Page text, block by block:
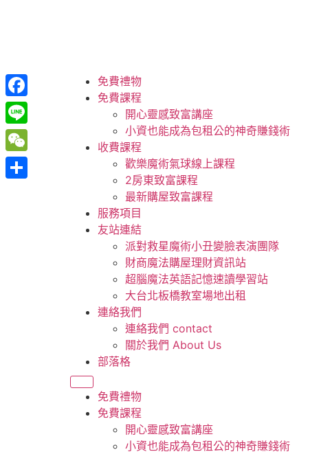
內
容
免費禮物
免費課程
開心靈感致富講座
小資也能成為包租公的神奇賺錢術
收費課程
歡樂魔術氣球線上課程
2房東致富課程
最新購屋致富課程
服務項目
友站連結
派對救星魔術小丑變臉表演團隊
財商魔法購屋理財資訊站
超腦魔法英語記憶速讀學習站
大台北板橋教室場地出租
連絡我們
連絡我們 contact
關於我們 About Us
部落格
免費禮物
免費課程
開心靈感致富講座
小資也能成為包租公的神奇賺錢術
Facebook
Line
WeChat